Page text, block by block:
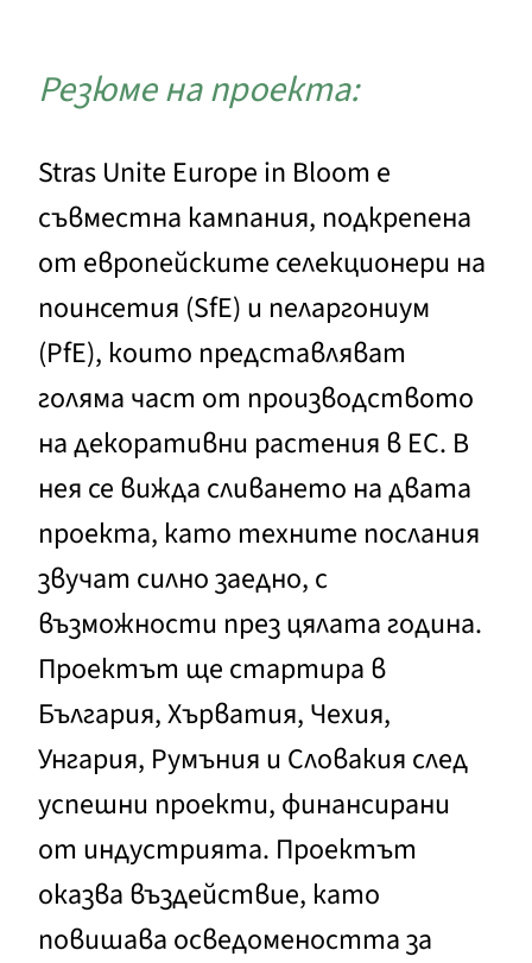
Резюме на проекта:
Stras Unite Europe in Bloom е
съвместна кампания, подкрепена
от европейските селекционери на
поинсетия (SfE) и пеларгониум
(PfE), които представляват
голяма част от производството
на декоративни растения в ЕС. В
нея се вижда сливането на двата
проекта, като техните послания
звучат силно заедно, с
възможности през цялата година.
Проектът ще стартира в
България, Хърватия, Чехия,
Унгария, Румъния и Словакия след
успешни проекти, финансирани
от индустрията. Проектът
оказва въздействие, като
повишава осведомеността за